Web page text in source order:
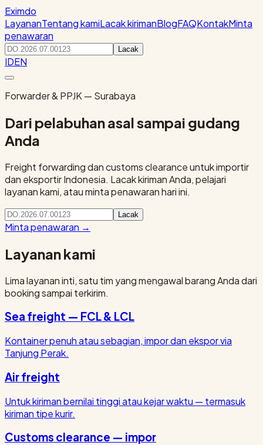
Eximdo
LayananTentang kamiLacak kirimanBlogFAQKontakMinta
penawaran
Lacak
IDEN
Forwarder & PPJK — Surabaya
Dari pelabuhan asal sampai gudang
Anda
Freight forwarding dan customs clearance untuk importir
dan eksportir Indonesia. Lacak kiriman Anda, pelajari
layanan kami, atau minta penawaran hari ini.
Lacak
Minta penawaran →
Layanan kami
Lima layanan inti, satu tim yang mengawal barang Anda dari
booking sampai terkirim.
Sea freight — FCL & LCL
Kontainer penuh atau sebagian, impor dan ekspor via
Tanjung Perak.
Air freight
Untuk kiriman bernilai tinggi atau kejar waktu — termasuk
kiriman tipe kurir.
Customs clearance — impor